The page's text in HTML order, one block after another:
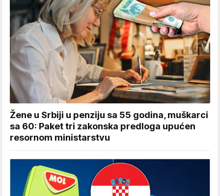
Žene u Srbiji u penziju sa 55 godina, muškarci
sa 60: Paket tri zakonska predloga upućen
resornom ministarstvu